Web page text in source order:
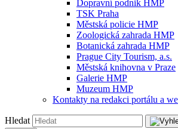
Dopravní podnik HMP
TSK Praha
Městská policie HMP
Zoologická zahrada HMP
Botanická zahrada HMP
Prague City Tourism, a.s.
Městská knihovna v Praze
Galerie HMP
Muzeum HMP
Kontakty na redakci portálu a
Hledat